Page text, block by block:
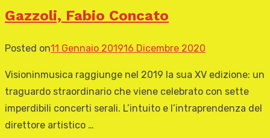
Gazzoli, Fabio Concato
Posted on11 Gennaio 201916 Dicembre 2020
Visioninmusica raggiunge nel 2019 la sua XV edizione: un
traguardo straordinario che viene celebrato con sette
imperdibili concerti serali. L’intuito e l’intraprendenza del
direttore artistico …